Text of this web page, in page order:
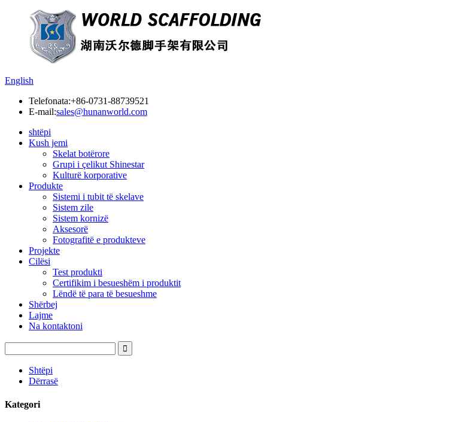
English
Telefonata:+86-0731-88739521
E-mail:sales@hunanworld.com
shtëpi
Kush jemi
Skelat botërore
Grupi i çelikut Shinestar
Kulturë korporative
Produkte
Sistemi i tubit të skelave
Sistem zile
Sistem kornizë
Aksesorë
Fotografitë e produkteve
Projekte
Cilësi
Test produkti
Certifikim i besueshëm i produktit
Lëndë të para të besueshme
Shërbej
Lajme
Na kontaktoni
Shtëpi
Dërrasë
Kategori